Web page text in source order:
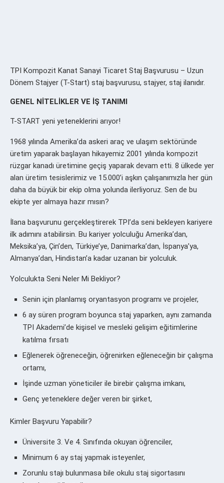
TPI Kompozit Kanat Sanayi Ticaret Staj Başvurusu – Uzun
Dönem Stajyer (T-Start) staj başvurusu, stajyer, staj ilanıdır.
GENEL NİTELİKLER VE İŞ TANIMI
T-START yeni yeteneklerini arıyor!
1968 yılında Amerika’da askeri araç ve ulaşım sektöründe
üretim yaparak başlayan hikayemiz 2001 yılında kompozit
rüzgar kanadı üretimine geçiş yaparak devam etti. 8 ülkede yer
alan üretim tesislerimiz ve 15.000’i aşkın çalışanımızla her gün
daha da büyük bir ekip olma yolunda ilerliyoruz. Sen de bu
ekipte yer almaya hazır mısın?
İlana başvurunu gerçekleştirerek TPI’da seni bekleyen kariyere
ilk adımını atabilirsin. Bu kariyer yolculuğu Amerika’dan,
Meksika’ya, Çin’den, Türkiye’ye, Danimarka’dan, İspanya’ya,
Almanya’dan, Hindistan’a kadar uzanan bir yolculuk.
Yolculukta Seni Neler Mi Bekliyor?
Senin için planlamış oryantasyon programı ve projeler,
6 ay süren program boyunca staj yaparken, aynı zamanda
TPI Akademi’de kişisel ve mesleki gelişim eğitimlerine
katılma fırsatı
Eğlenerek öğreneceğin, öğrenirken eğleneceğin bir çalışma
ortamı,
İşinde uzman yöneticiler ile birebir çalışma imkanı,
Genç yeteneklere değer veren bir şirket,
Kimler Başvuru Yapabilir?
Üniversite 3. Ve 4. Sınıfında okuyan öğrenciler,
Minimum 6 ay staj yapmak isteyenler,
Zorunlu stajı bulunmasa bile okulu staj sigortasını